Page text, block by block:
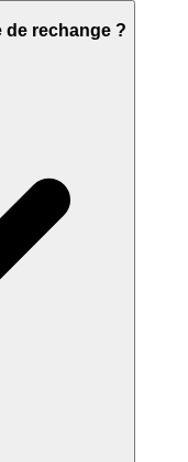
de rechange ?